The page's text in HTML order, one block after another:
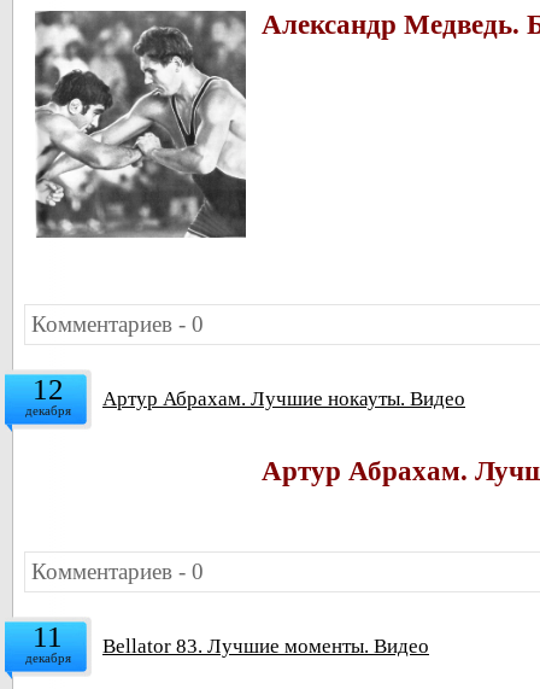
Александр Медведь.
Комментариев - 0
12
декабря Артур Абрахам. Лучшие нокауты. Видео
Артур Абрахам.
Комментариев - 0
11
декабря Bellator 83. Лучшие моменты. Видео